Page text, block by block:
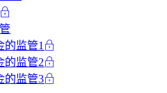
的监管1
的监管2
的监管3